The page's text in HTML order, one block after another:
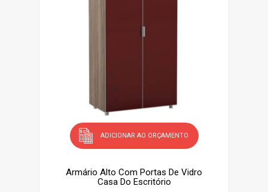
ADICIONAR AO ORÇAMENTO
Armário Alto Com Portas De Vidro
Casa Do Escritório